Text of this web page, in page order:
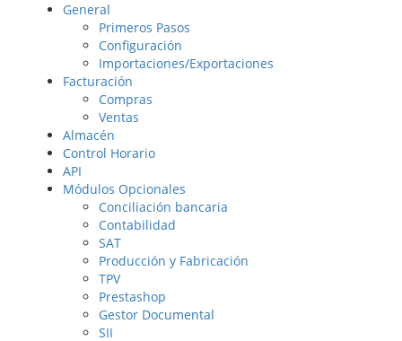
General
Primeros Pasos
Configuración
Importaciones/Exportaciones
Facturación
Compras
Ventas
Almacén
Control Horario
API
Módulos Opcionales
Conciliación bancaria
Contabilidad
SAT
Producción y Fabricación
TPV
Prestashop
Gestor Documental
SII